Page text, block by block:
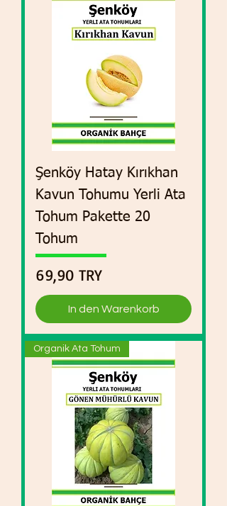
Şenköy Hatay Kırıkhan
Kavun Tohumu Yerli Ata
Tohum Pakette 20
Tohum
Preis
69,90 TRY
In den Warenkorb
Organik Ata Tohum